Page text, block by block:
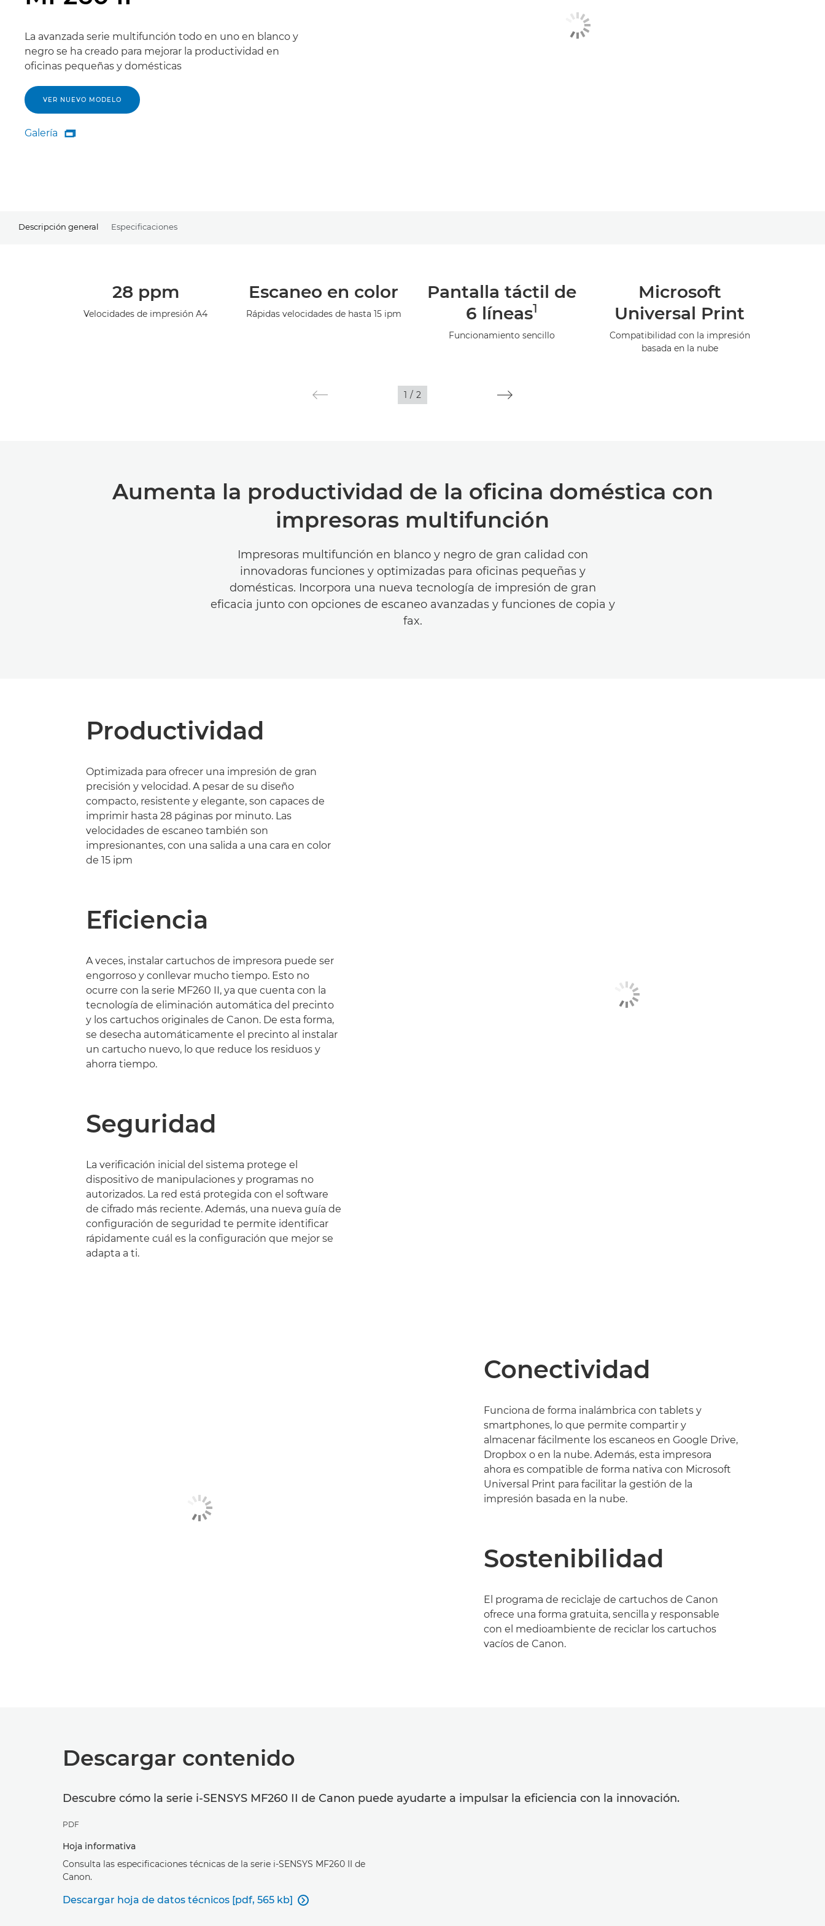
La avanzada serie multifunción todo en uno en blanco y
negro se ha creado para mejorar la productividad en
oficinas pequeñas y domésticas
VER NUEVO MODELO
Galería
Galería

Descripción general Especificaciones
28 ppm
Velocidades de impresión A4
Escaneo en color
Rápidas velocidades de hasta 15 ipm
Pantalla táctil de
6 líneas1
Funcionamiento sencillo
Microsoft
Universal Print
Compatibilidad con la impresión
basada en la nube
1 / 2
Aumenta la productividad de la oficina doméstica con
impresoras multifunción
Impresoras multifunción en blanco y negro de gran calidad con
innovadoras funciones y optimizadas para oficinas pequeñas y
domésticas. Incorpora una nueva tecnología de impresión de gran
eficacia junto con opciones de escaneo avanzadas y funciones de copia y
fax.
Productividad
Optimizada para ofrecer una impresión de gran
precisión y velocidad. A pesar de su diseño
compacto, resistente y elegante, son capaces de
imprimir hasta 28 páginas por minuto. Las
velocidades de escaneo también son
impresionantes, con una salida a una cara en color
de 15 ipm
Eficiencia
A veces, instalar cartuchos de impresora puede ser
engorroso y conllevar mucho tiempo. Esto no
ocurre con la serie MF260 II, ya que cuenta con la
tecnología de eliminación automática del precinto
y los cartuchos originales de Canon. De esta forma,
se desecha automáticamente el precinto al instalar
un cartucho nuevo, lo que reduce los residuos y
ahorra tiempo.
Seguridad
La verificación inicial del sistema protege el
dispositivo de manipulaciones y programas no
autorizados. La red está protegida con el software
de cifrado más reciente. Además, una nueva guía de
configuración de seguridad te permite identificar
rápidamente cuál es la configuración que mejor se
adapta a ti.
Conectividad
Funciona de forma inalámbrica con tablets y
smartphones, lo que permite compartir y
almacenar fácilmente los escaneos en Google Drive,
Dropbox o en la nube. Además, esta impresora
ahora es compatible de forma nativa con Microsoft
Universal Print para facilitar la gestión de la
impresión basada en la nube.
Sostenibilidad
El programa de reciclaje de cartuchos de Canon
ofrece una forma gratuita, sencilla y responsable
con el medioambiente de reciclar los cartuchos
vacíos de Canon.
Descargar contenido
Descubre cómo la serie i-SENSYS MF260 II de Canon puede ayudarte a impulsar la eficiencia con la innovación.
PDF
Hoja informativa
Consulta las especificaciones técnicas de la serie i-SENSYS MF260 II de
Canon.
Descargar hoja de datos técnicos [pdf, 565 kb] 